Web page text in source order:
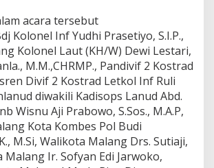
d
k
a
a
n
R
I
k
e
7
7
acara tersebut
Kolonel Inf Yudhi Prasetiyo, S.I.P.,
Kolonel Laut (KH/W) Dewi Lestari,
M.M.,CHRMP., Pandivif 2 Kostrad
Divif 2 Kostrad Letkol Inf Ruli
diwakili Kadisops Lanud Abd.
Wisnu Aji Prabowo, S.Sos., M.A.P,
Kota Kombes Pol Budi
M.Si, Walikota Malang Drs. Sutiaji,
Ir. Sofyan Edi Jarwoko,